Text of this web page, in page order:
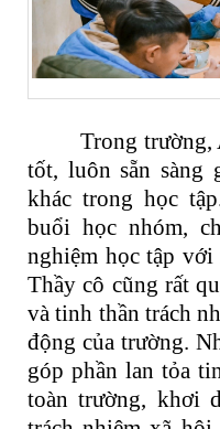
Trong trường,
tốt, luôn sẵn sàng
khác trong học
buổi học nhóm,
nghiệm học tập với
Thầy cô cũng rất
và tinh thần trách
động của trường.
góp phần lan tỏa
toàn trường, khơi